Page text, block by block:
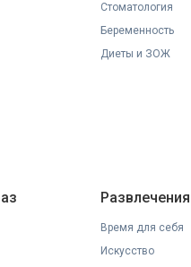
Стоматология
Беременность
Диеты и ЗОЖ
Развлечения
Время для себя
Искусство